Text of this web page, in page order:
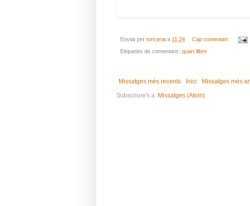
Enviat per toni prat a 11:24 Cap comentari:
Etiquetes de comentaris: quart llibre
Missatges més recents Missatges més
Inici
Subscriure's a: Missatges (Atom)